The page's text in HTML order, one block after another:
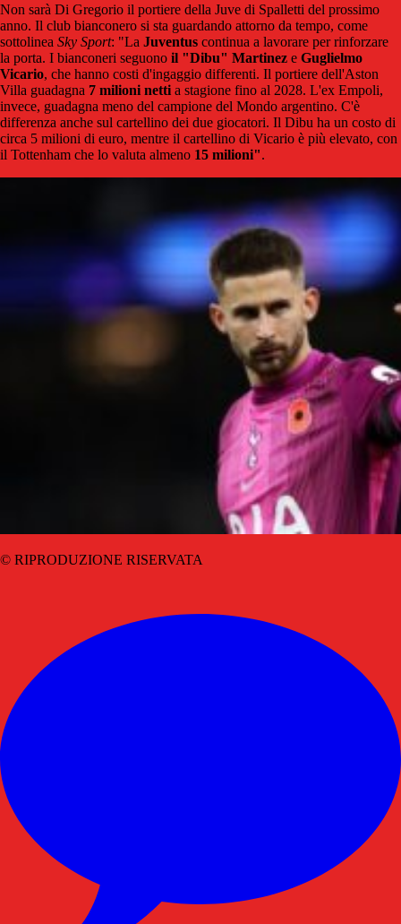
Non sarà Di Gregorio il portiere della Juve di Spalletti del prossimo
anno. Il club bianconero si sta guardando attorno da tempo, come
sottolinea Sky Sport: "La Juventus continua a lavorare per rinforzare
la porta. I bianconeri seguono il "Dibu" Martinez e Guglielmo
Vicario, che hanno costi d'ingaggio differenti. Il portiere dell'Aston
Villa guadagna 7 milioni netti a stagione fino al 2028. L'ex Empoli,
invece, guadagna meno del campione del Mondo argentino. C'è
differenza anche sul cartellino dei due giocatori. Il Dibu ha un costo di
circa 5 milioni di euro, mentre il cartellino di Vicario è più elevato, con
il Tottenham che lo valuta almeno 15 milioni".
© RIPRODUZIONE RISERVATA